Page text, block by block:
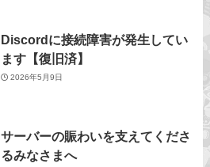
Discordに接続障害が発生してい
ます【復旧済】
2026年5月9日
サーバーの賑わいを支えてくださ
るみなさまへ